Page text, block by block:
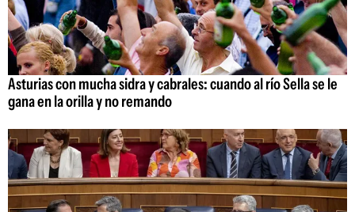
Asturias con mucha sidra y cabrales: cuando al río Sella se le
gana en la orilla y no remando